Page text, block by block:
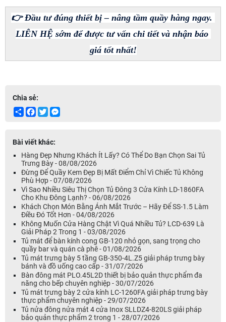
👉 Đầu tư đúng thiết bị – nâng tầm quầy hàng ngay.
LIÊN HỆ sớm để được tư vấn chi tiết và nhận báo
giá tốt nhất!
Chia sẻ:
ShareFacebook
Twitter
Bài viết khác:
Hàng Đẹp Nhưng Khách Ít Lấy? Có Thể Do Bạn Chọn Sai Tủ
Trưng Bày - 08/08/2026
Đừng Để Quầy Kem Đẹp Bị Mất Điểm Chỉ Vì Chiếc Tủ Không
Phù Hợp - 07/08/2026
Vì Sao Nhiều Siêu Thị Chọn Tủ Đông 3 Cửa Kính LD-1860FA
Cho Khu Đông Lạnh? - 06/08/2026
Khách Chọn Món Bằng Ánh Mắt Trước – Hãy Để SS-1.5 Làm
Điều Đó Tốt Hơn - 04/08/2026
Không Muốn Cửa Hàng Chật Vì Quá Nhiều Tủ? LCD-639 Là
Giải Pháp 2 Trong 1 - 03/08/2026
Tủ mát để bàn kính cong GB-120 nhỏ gọn, sang trọng cho
quầy bar và quán cà phê - 01/08/2026
Tủ mát trưng bày 5 tầng GB-350-4L.Z5 giải pháp trưng bày
bánh và đồ uống cao cấp - 31/07/2026
Bàn đông mát PLO.45L2D thiết bị bảo quản thực phẩm đa
năng cho bếp chuyên nghiệp - 30/07/2026
Tủ mát trưng bày 2 cửa kính LC-1260FA giải pháp trưng bày
thực phẩm chuyên nghiệp - 29/07/2026
Tủ nửa đông nửa mát 4 cửa Inox SLLDZ4-820LS giải pháp
bảo quản thực phẩm 2 trong 1 - 28/07/2026